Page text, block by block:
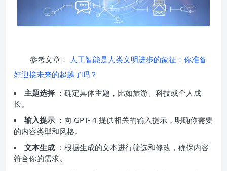
参考文章：
人工智能是人类文明进步的象征：你准备
好迎接未来的超越了吗？
主题选择 ：确定具体主题，比如旅游、科技或个人成
长。
输入提示 ：向 GPT- 4 提供相关的输入提示，明确你需要
的内容类型和风格。
文本生成 ：根据生成的文本进行筛选和修改，确保内容
符合你的需求。